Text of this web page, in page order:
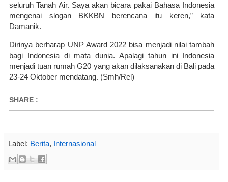
seluruh Tanah Air. Saya akan bicara pakai Bahasa Indonesia
mengenai slogan BKKBN berencana itu keren,” kata
Damanik.
Dirinya berharap UNP Award 2022 bisa menjadi nilai tambah
bagi Indonesia di mata dunia. Apalagi tahun ini Indonesia
menjadi tuan rumah G20 yang akan dilaksanakan di Bali pada
23-24 Oktober mendatang. (Smh/Rel)
SHARE :
Label: Berita, Internasional